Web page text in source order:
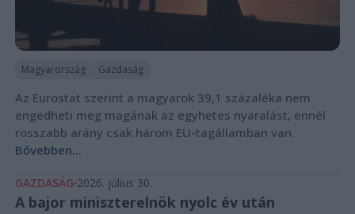
Magyarország Gazdaság
Az Eurostat szerint a magyarok 39,1 százaléka nem
engedheti meg magának az egyhetes nyaralást, ennél
rosszabb arány csak három EU-tagállamban van.
Bővebben...
GAZDASÁG 2026. július 30.
A bajor miniszterelnök nyolc év után